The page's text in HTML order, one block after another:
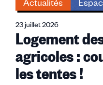
23 juillet 2026
Logement
agricoles :
les tentes !